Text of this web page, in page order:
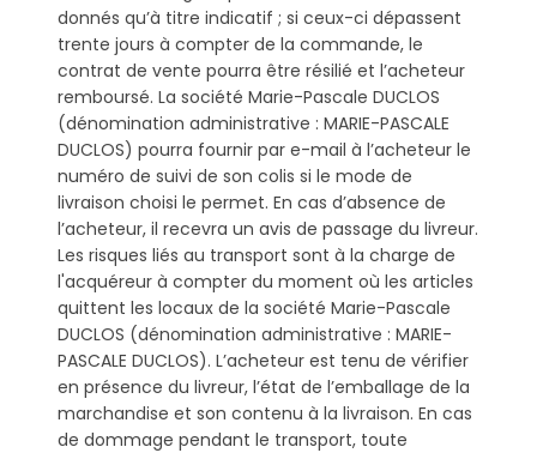
donnés qu’à titre indicatif ; si ceux-ci dépassent
trente jours à compter de la commande, le
contrat de vente pourra être résilié et l’acheteur
remboursé. La société Marie-Pascale DUCLOS
(dénomination administrative : MARIE-PASCALE
DUCLOS) pourra fournir par e-mail à l’acheteur le
numéro de suivi de son colis si le mode de
livraison choisi le permet. En cas d’absence de
l’acheteur, il recevra un avis de passage du livreur.
Les risques liés au transport sont à la charge de
l'acquéreur à compter du moment où les articles
quittent les locaux de la société Marie-Pascale
DUCLOS (dénomination administrative : MARIE-
PASCALE DUCLOS). L’acheteur est tenu de vérifier
en présence du livreur, l’état de l’emballage de la
marchandise et son contenu à la livraison. En cas
de dommage pendant le transport, toute